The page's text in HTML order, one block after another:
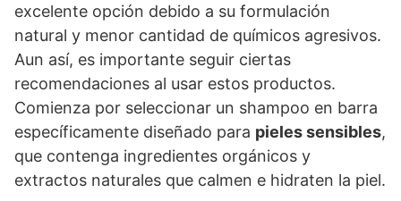
excelente opción debido a su formulación
natural y menor cantidad de químicos agresivos.
Aun así, es importante seguir ciertas
recomendaciones al usar estos productos.
Comienza por seleccionar un shampoo en barra
específicamente diseñado para pieles sensibles,
que contenga ingredientes orgánicos y
extractos naturales que calmen e hidraten la piel.